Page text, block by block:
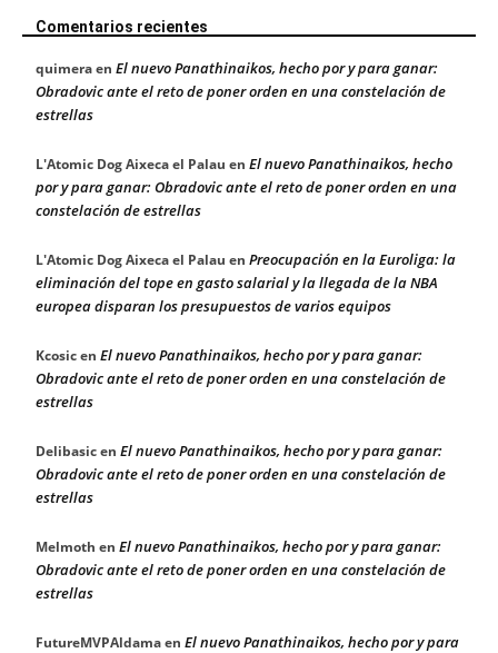
Comentarios recientes
quimeraen El nuevo Panathinaikos, hecho por y para ganar:
Obradovic ante el reto de poner orden en una constelación de
estrellas
L'Atomic Dog Aixeca el Palau en El nuevo Panathinaikos, hecho
por y para ganar: Obradovic ante el reto de poner orden en una
constelación de estrellas
L'Atomic Dog Aixeca el Palau en Preocupación en la Euroliga: la
eliminación del tope en gasto salarial y la llegada de la NBA
europea disparan los presupuestos de varios equipos
Kcosicen El nuevo Panathinaikos, hecho por y para ganar:
Obradovic ante el reto de poner orden en una constelación de
estrellas
Delibasicen El nuevo Panathinaikos, hecho por y para ganar:
Obradovic ante el reto de poner orden en una constelación de
estrellas
Melmoth en El nuevo Panathinaikos, hecho por y para ganar:
Obradovic ante el reto de poner orden en una constelación de
estrellas
FutureMVPAldamaen El nuevo Panathinaikos, hecho por y para